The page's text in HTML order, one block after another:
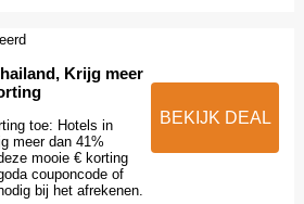
Krijg meer
toe: Hotels in
meer dan 41%
mooie € korting
couponcode of
bij het afrekenen.
BEKIJK DEAL